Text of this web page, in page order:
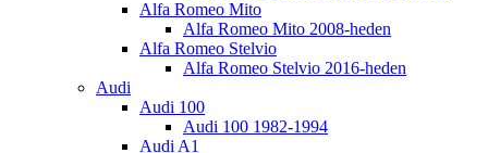
Alfa Romeo Mito
Alfa Romeo Mito 2008-heden
Alfa Romeo Stelvio
Alfa Romeo Stelvio 2016-heden
Audi
Audi 100
Audi 100 1982-1994
Audi A1